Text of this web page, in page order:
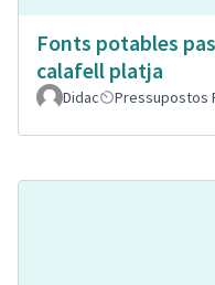
Fonts potables
calafell platja
Didac Pressupostos